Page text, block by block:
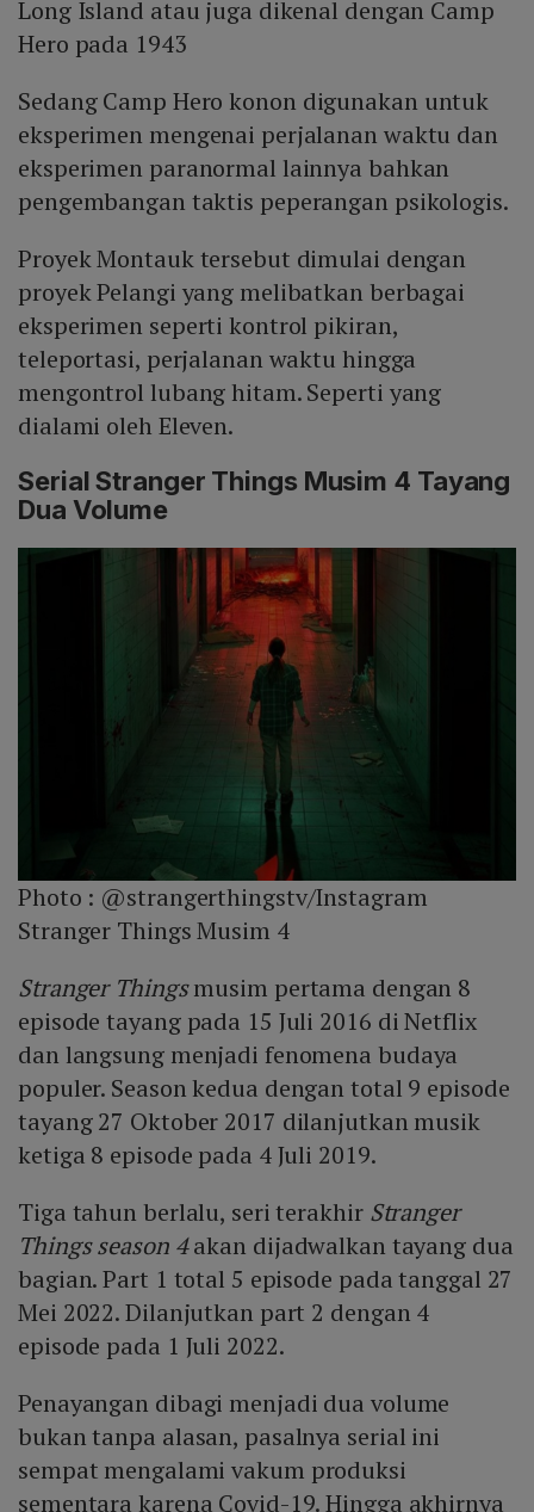
Long Island atau juga dikenal dengan Camp
Hero pada 1943
Sedang Camp Hero konon digunakan untuk
eksperimen mengenai perjalanan waktu dan
eksperimen paranormal lainnya bahkan
pengembangan taktis peperangan psikologis.
Proyek Montauk tersebut dimulai dengan
proyek Pelangi yang melibatkan berbagai
eksperimen seperti kontrol pikiran,
teleportasi, perjalanan waktu hingga
mengontrol lubang hitam. Seperti yang
dialami oleh Eleven.
Serial Stranger Things Musim 4 Tayang
Dua Volume
Photo : @strangerthingstv/Instagram
Stranger Things Musim 4
Stranger Thingsmusim pertama dengan 8
episode tayang pada 15 Juli 2016 di Netflix
dan langsung menjadi fenomena budaya
populer. Season kedua dengan total 9 episode
tayang 27 Oktober 2017 dilanjutkan musik
ketiga 8 episode pada 4 Juli 2019.
Tiga tahun berlalu, seri terakhir Stranger
Things season 4akan dijadwalkan tayang dua
bagian. Part 1 total 5 episode pada tanggal 27
Mei 2022. Dilanjutkan part 2 dengan 4
episode pada 1 Juli 2022.
Penayangan dibagi menjadi dua volume
bukan tanpa alasan, pasalnya serial ini
sempat mengalami vakum produksi
sementara karena Covid-19. Hingga akhirnya